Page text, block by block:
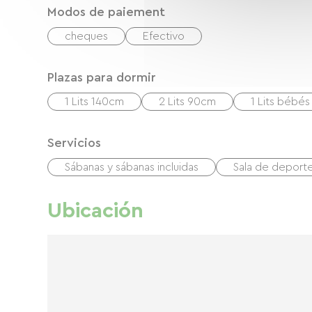
Modos de paiement
cheques Efectivo
Plazas para dormir
1 Lits 140cm 2 Lits 90cm 1 Lits bébés
Servicios
Sábanas y sábanas incluidas Sala de
Ubicación